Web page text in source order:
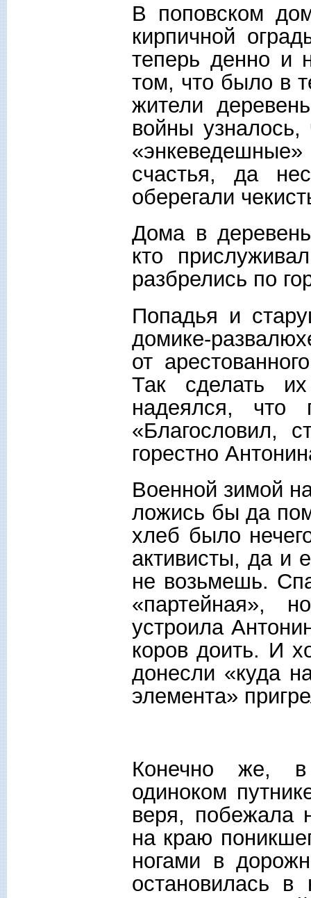
В поповском
кирпичной
теперь денно и
том, что было в
жители
войны
счастья, да
оберегали
Дома в
кто
разбрелись по
Попадья и
домике-
от
Так сделать
надеялся, что
«Благословил,
горестно
Военной зимой
ложись бы да
хлеб было
активисты, да и
не возьмешь.
«партейная»,
устроила
коров доить. И
донесли «куда
элемента»
Конечно же, в
одиноком
веря, побежала
на краю
ногами в
остановилась в